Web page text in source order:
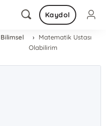
Kaydol
Matematik Ustası
Olabilirim